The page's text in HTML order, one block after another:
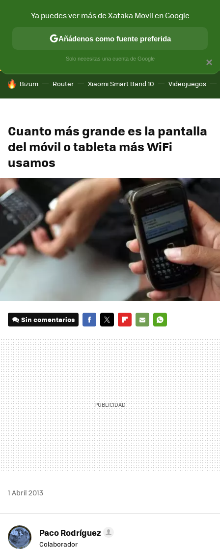
CONECTIVIDAD MÓVIL Y SOCIEDAD APLICACIONES
HOY SE HABLA DE
Bizum Router Xiaomi Smart Band 10 Videojuegos
Cuanto más grande es la pantalla
del móvil o tableta más WiFi
usamos
Sin comentarios
MAIL
1 Abril 2013
Paco Rodríguez
Colaborador
×
Ya puedes ver más de Xataka Movil en Google
Añádenos como fuente preferida
Solo necesitas una cuenta de Google